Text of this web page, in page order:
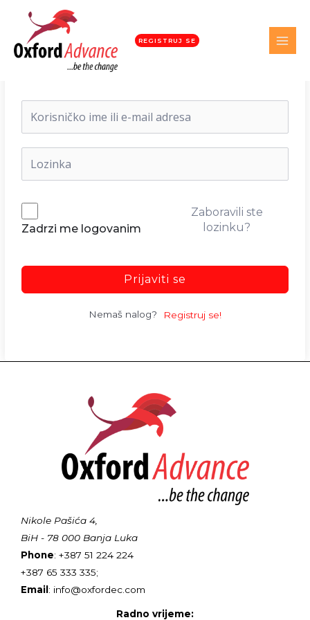
REGISTRUJ SE
Dobrodošli nazad!
Zadrzi me logovanim
Zaboravili ste
lozinku?
Prijaviti se
Nemaš nalog? Registruj se!
Nikole Pašića 4,
BiH - 78 000 Banja Luka
Phone: +387 51 224 224
+387 65 333 335;
Email: info@oxfordec.com
Radno vrijeme: